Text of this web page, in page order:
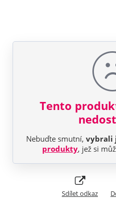
Tento
Nebuďte smutní, vybrali
produkty, jež si
Sdílet odkaz